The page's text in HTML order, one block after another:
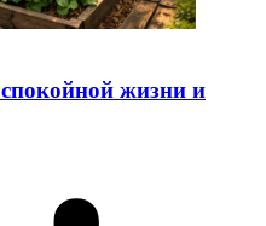
жизни и